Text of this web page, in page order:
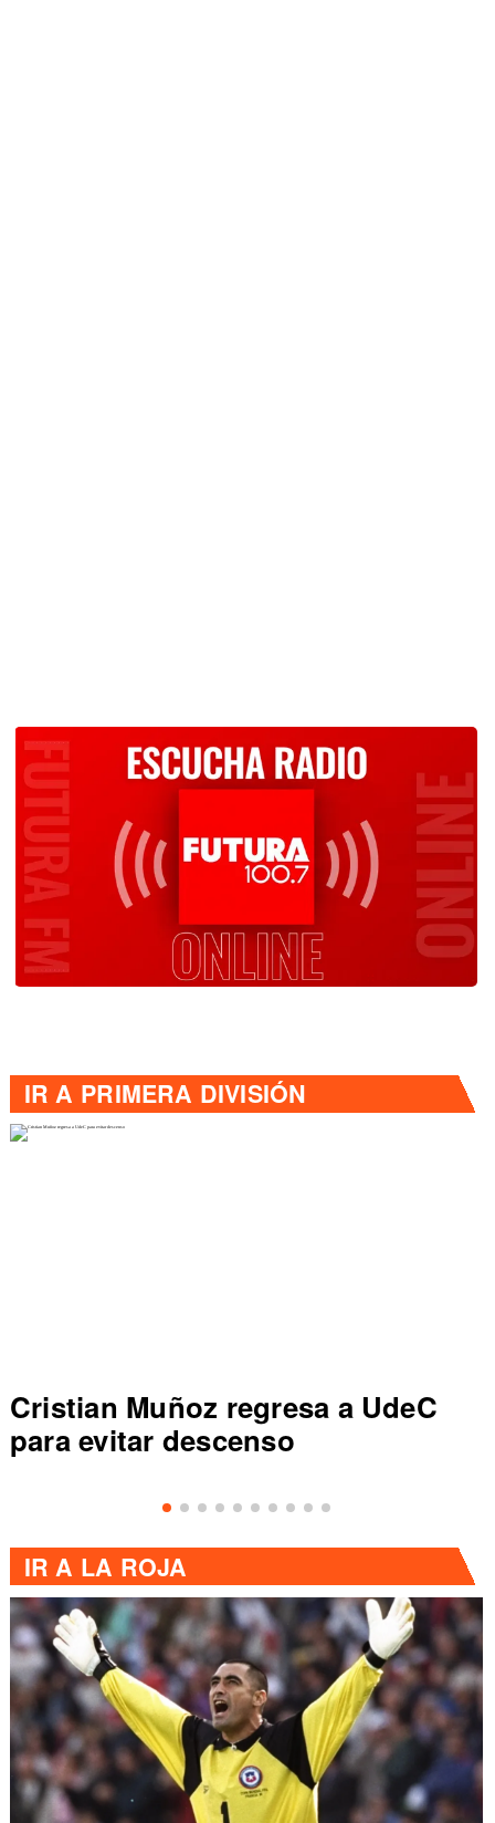
IR A PRIMERA DIVISIÓN
Cristian Muñoz regresa a UdeC
para evitar descenso
IR A LA ROJA